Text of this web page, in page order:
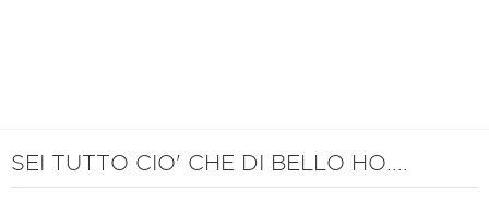
SEI TUTTO CIO' CHE DI BELLO HO....